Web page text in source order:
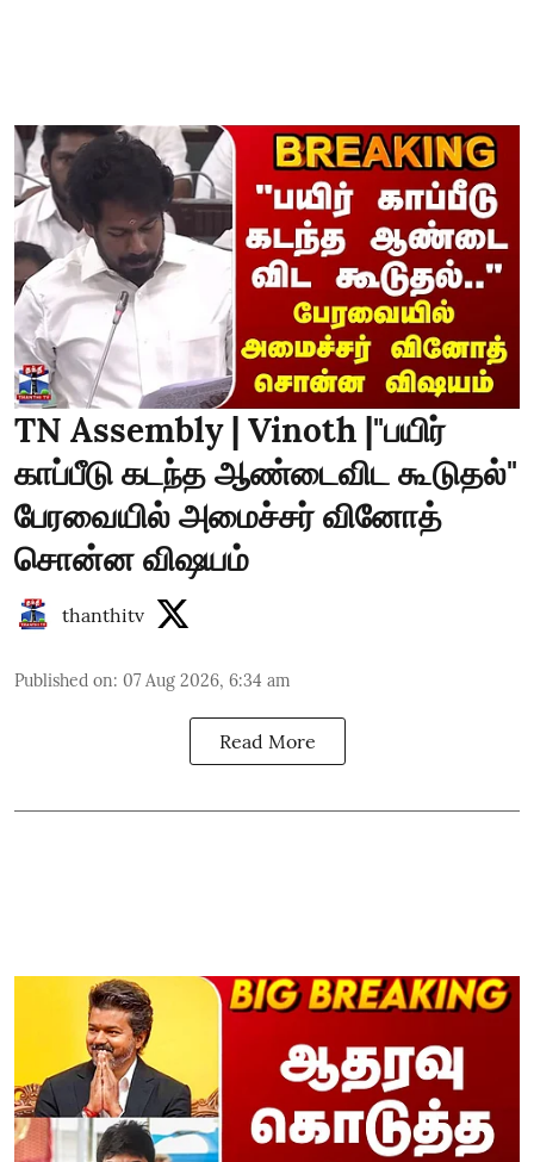
TN Assembly | Vinoth |"பயிர்
காப்பீடு கடந்த ஆண்டைவிட கூடுதல்"
பேரவையில் அமைச்சர் வினோத்
சொன்ன விஷயம்
thanthitv
Published on: 07 Aug 2026, 6:34 am
Read More